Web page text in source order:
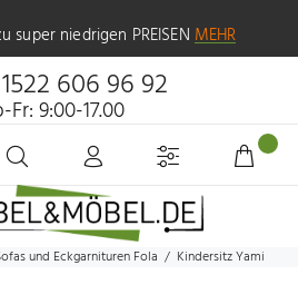
super niedrigen PREISEN MEHR
606 96 92
Fr: 9:00-17.00
und Eckgarnituren Fola Kindersitz Yami